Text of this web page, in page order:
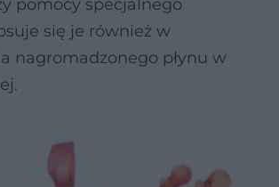
pomocy specjalnego
się je również w
nagromadzonego płynu w